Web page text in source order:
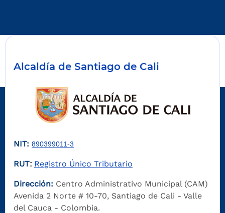
Alcaldía de Santiago de Cali
NIT: 890399011-3
RUT: Registro Único Tributario
Dirección: Centro Administrativo Municipal (CAM)
Avenida 2 Norte # 10-70, Santiago de Cali - Valle
del Cauca - Colombia.